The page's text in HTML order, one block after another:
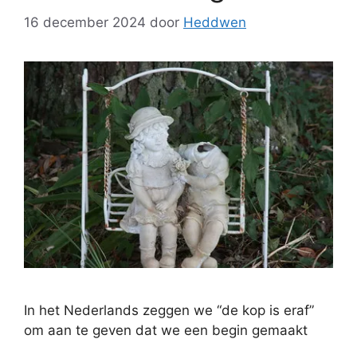
16 december 2024 door Heddwen
In het Nederlands zeggen we “de kop is eraf”
om aan te geven dat we een begin gemaakt